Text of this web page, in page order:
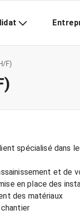
F)
spécialisé dans
et de
en place des
des matériaux
- Respecter les consignes de sécurité sur le chantier